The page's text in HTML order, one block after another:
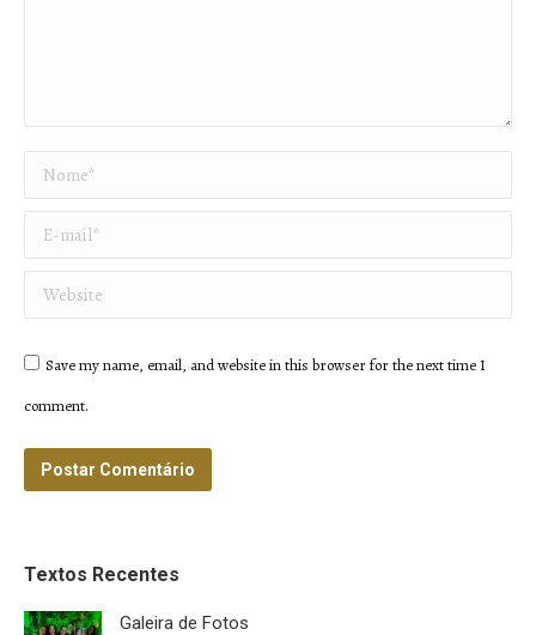
Nome *
E-mail *
Website
Save my name, email, and website in this browser for the next time I
comment.
Postar Comentário
Textos Recentes
Galeira de Fotos